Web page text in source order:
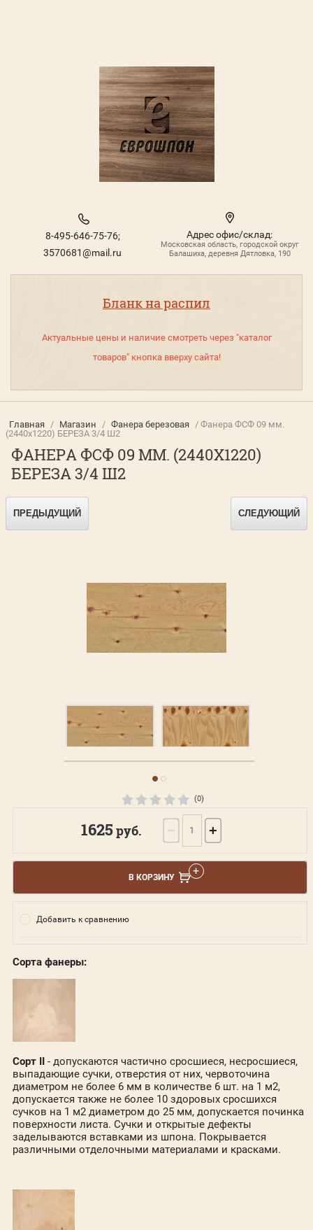
Бланк на распил
Актуальные цены и наличие смотреть через "каталог
товаров" кнопка вверху сайта!
8-495-646-75-76;
3570681@mail.ru
Адрес офис/склад:
Московская область, городской округ
Балашиха, деревня Дятловка, 190
Главная / Магазин / Фанера березовая / Фанера ФСФ 09 мм.
(2440х1220) БЕРЕЗА 3/4 Ш2
ФАНЕРА ФСФ 09 ММ. (2440Х1220)
БЕРЕЗА 3/4 Ш2
ПРЕДЫДУЩИЙ СЛЕДУЮЩИЙ
(0)
1625руб. − +
В КОРЗИНУ
Добавить к сравнению
Сорта фанеры:
Сорт II - допускаются частично сросшиеся, несросшиеся,
выпадающие сучки, отверстия от них, червоточина
диаметром не более 6 мм в количестве 6 шт. на 1 м2,
допускается также не более 10 здоровых сросшихся
сучков на 1 м2 диаметром до 25 мм, допускается починка
поверхности листа. Сучки и открытые дефекты
заделываются вставками из шпона. Покрывается
различными отделочными материалами и красками.